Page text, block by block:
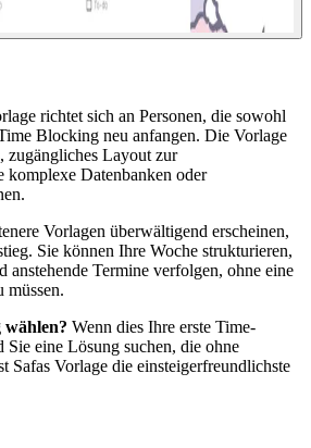
richtet sich an Personen, die sowohl
Blocking neu anfangen. Die Vorlage
zugängliches Layout zur
komplexe Datenbanken oder
Vorlagen überwältigend erscheinen,
Sie können Ihre Woche strukturieren,
anstehende Termine verfolgen, ohne eine
müssen.
Wenn dies Ihre erste Time-
eine Lösung suchen, die ohne
Safas Vorlage die einsteigerfreundlichste